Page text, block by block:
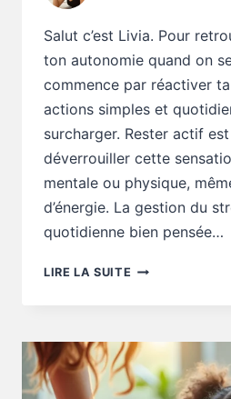
Salut c’est Livia. Pour
ton autonomie quand on
commence par réactiver
actions simples et
surcharger. Rester actif
déverrouiller cette
mentale ou physique,
d’énergie. La gestion du
quotidienne bien pensée…
LIRE LA SUITE CONSEILS
FAIRE
QUAND
ON